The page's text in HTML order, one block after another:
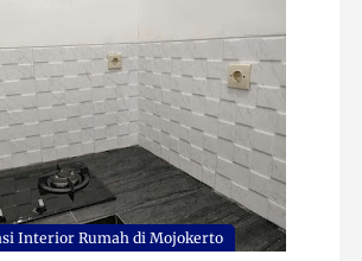
Interior Rumah di Mojokerto